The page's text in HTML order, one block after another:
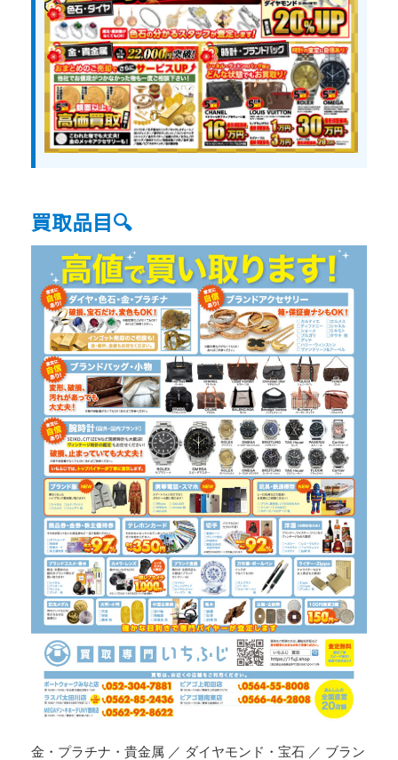
買取品目🔍
金・プラチナ・貴金属 ／ ダイヤモンド・宝石 ／ ブラン